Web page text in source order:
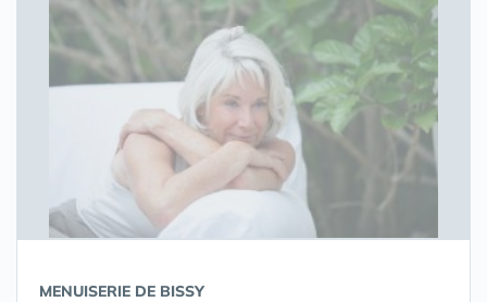
MENUISERIE DE BISSY